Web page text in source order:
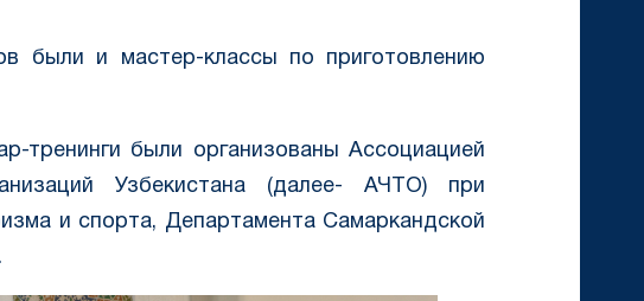
были и мастер-классы по приготовлению
тренинги были организованы Ассоциацией
Узбекистана (далее- АЧТО) при
и спорта, Департамента Самаркандской